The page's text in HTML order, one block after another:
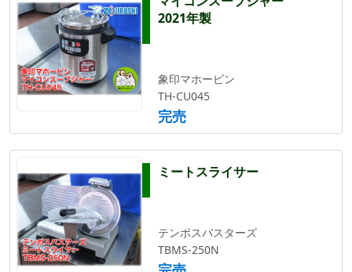
2021年製
象印マホービン
TH-CU045
完売
ミートスライサー
テンポスバスターズ
TBMS-250N